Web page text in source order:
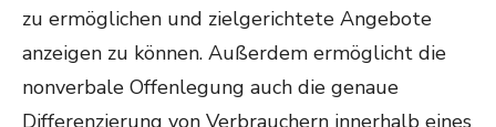
zu ermöglichen und zielgerichtete Angebote
anzeigen zu können. Außerdem ermöglicht die
nonverbale Offenlegung auch die genaue